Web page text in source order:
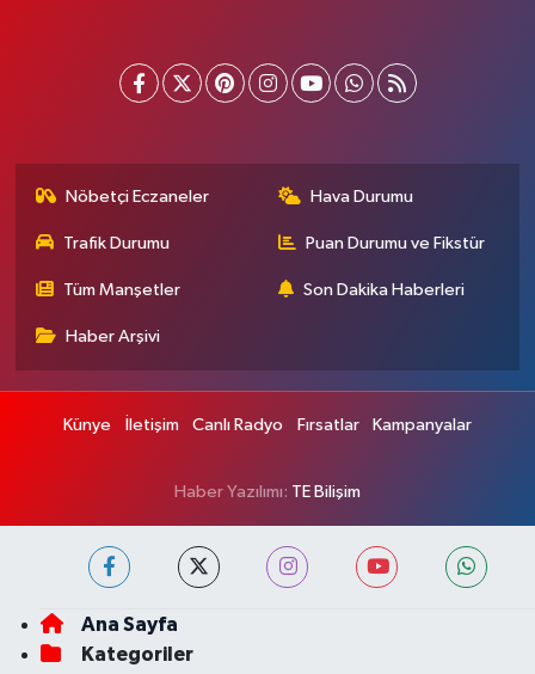
Nöbetçi Eczaneler Hava Durumu
Trafik Durumu Puan Durumu ve Fikstür
Tüm Manşetler Son Dakika Haberleri
Haber Arşivi
Künye İletişim Canlı Radyo Fırsatlar Kampanyalar
Haber Yazılımı: TE Bilişim
Ana Sayfa
Kategoriler